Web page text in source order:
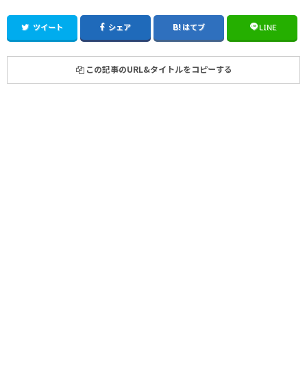
ツイート シェア はてブ LINE
この記事のURL&タイトルをコピーする